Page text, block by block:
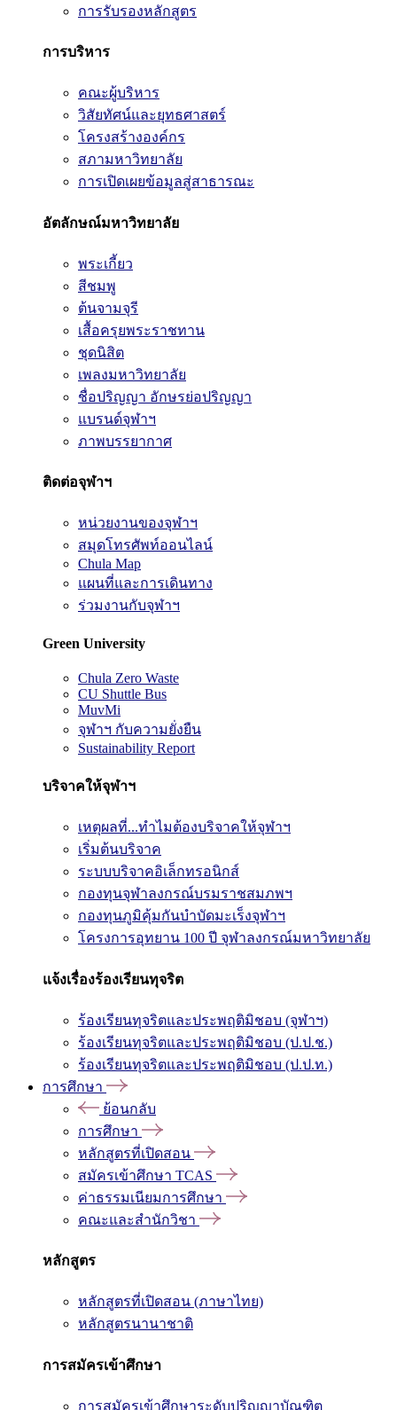
การรับรองหลักสูตร
การบริหาร
คณะผู้บริหาร
วิสัยทัศน์และยุทธศาสตร์
โครงสร้างองค์กร
สภามหาวิทยาลัย
การเปิดเผยข้อมูลสู่สาธารณะ
อัตลักษณ์มหาวิทยาลัย
พระเกี้ยว
สีชมพู
ต้นจามจุรี
เสื้อครุยพระราชทาน
ชุดนิสิต
เพลงมหาวิทยาลัย
ชื่อปริญญา อักษรย่อปริญญา
แบรนด์จุฬาฯ
ภาพบรรยากาศ
ติดต่อจุฬาฯ
หน่วยงานของจุฬาฯ
สมุดโทรศัพท์ออนไลน์
Chula Map
แผนที่และการเดินทาง
ร่วมงานกับจุฬาฯ
Green University
Chula Zero Waste
CU Shuttle Bus
MuvMi
จุฬาฯ กับความยั่งยืน
Sustainability Report
บริจาคให้จุฬาฯ
เหตุผลที่...ทำไมต้องบริจาคให้จุฬาฯ
เริ่มต้นบริจาค
ระบบบริจาคอิเล็กทรอนิกส์
กองทุนจุฬาลงกรณ์บรมราชสมภพฯ
กองทุนภูมิคุ้มกันบำบัดมะเร็งจุฬาฯ
โครงการอุทยาน 100 ปี จุฬาลงกรณ์มหาวิทยาลัย
แจ้งเรื่องร้องเรียนทุจริต
ร้องเรียนทุจริตและประพฤติมิชอบ (จุฬาฯ)
ร้องเรียนทุจริตและประพฤติมิชอบ (ป.ป.ช.)
ร้องเรียนทุจริตและประพฤติมิชอบ (ป.ป.ท.)
การศึกษา
ย้อนกลับ
การศึกษา
หลักสูตรที่เปิดสอน
สมัครเข้าศึกษา TCAS
ค่าธรรมเนียมการศึกษา
คณะและสำนักวิชา
หลักสูตร
หลักสูตรที่เปิดสอน (ภาษาไทย)
หลักสูตรนานาชาติ
การสมัครเข้าศึกษา
การสมัครเข้าศึกษาระดับปริญญาบัณฑิต